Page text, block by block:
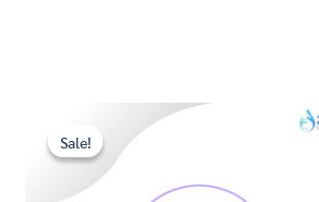
Sale!
Sale! was:
฿4,000.00.
Current